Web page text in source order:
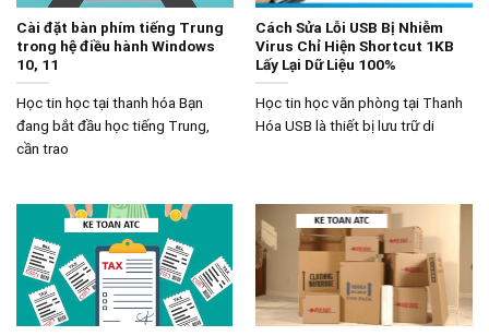
Cài đặt bàn phím tiếng Trung
trong hệ điều hành Windows
10, 11
Học tin học tại thanh hóa Bạn
đang bắt đầu học tiếng Trung,
cần trao
Cách Sửa Lỗi USB Bị Nhiễm
Virus Chỉ Hiện Shortcut 1KB
Lấy Lại Dữ Liệu 100%
Học tin học văn phòng tại Thanh
Hóa USB là thiết bị lưu trữ di